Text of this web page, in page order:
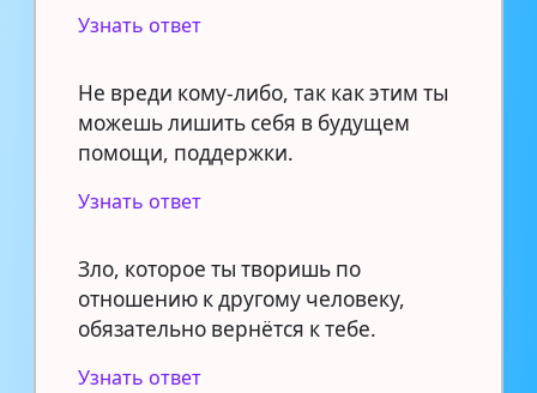
Узнать ответ
Не вреди кому-либо, так как этим ты
можешь лишить себя в будущем
помощи, поддержки.
Узнать ответ
Зло, которое ты творишь по
отношению к другому человеку,
обязательно вернётся к тебе.
Узнать ответ